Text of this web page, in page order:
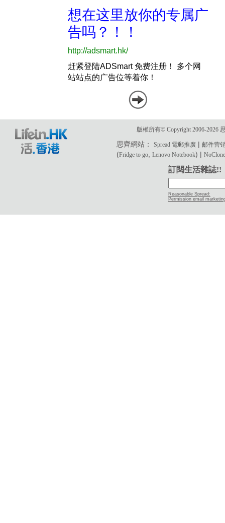
版權所有© Copyright 2006-2026
思齊網站：Spread 電郵推廣 |邮件营
(Fridge to go ,Lenovo Notebook) |